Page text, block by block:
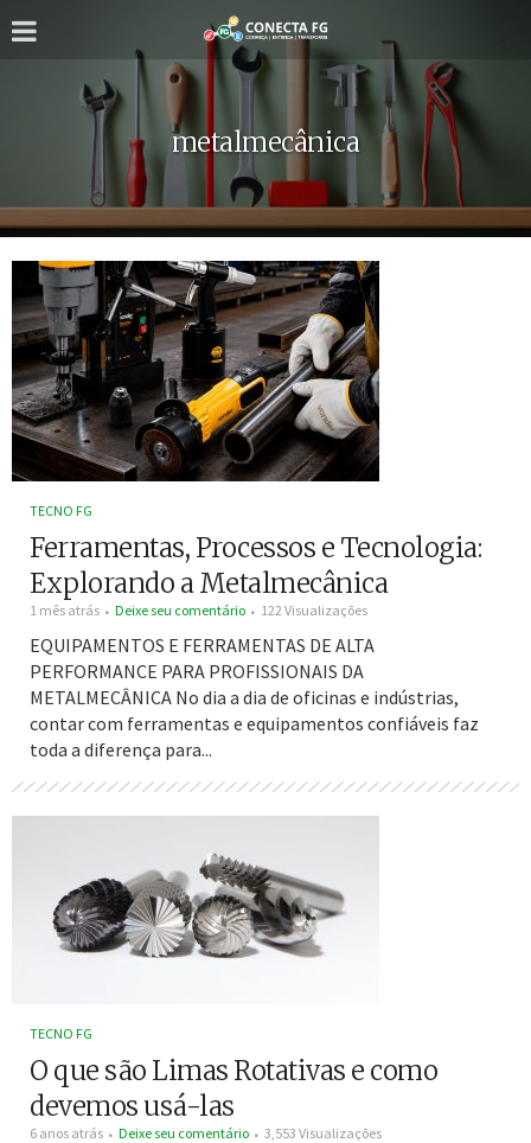
metalmecânica
TECNO FG
Ferramentas, Processos e Tecnologia:
Explorando a Metalmecânica
1 mês atrás Deixe seu comentário 122 Visualizações
EQUIPAMENTOS E FERRAMENTAS DE ALTA
PERFORMANCE PARA PROFISSIONAIS DA
METALMECÂNICA No dia a dia de oficinas e indústrias,
contar com ferramentas e equipamentos confiáveis faz
toda a diferença para...
TECNO FG
O que são Limas Rotativas e como
devemos usá-las
6 anos atrás Deixe seu comentário 3,553 Visualizações